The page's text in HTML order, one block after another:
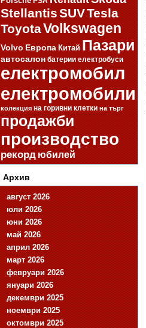
StellantisSUVTesla
ToyotaVolkswagen
Volvo Европа Китай Пазари
автосалон батерии електробуси
електромобил
електромобили
колекция на горивни клетки на търг
продажби
производство
рекорд юбилей
Архив
август 2026
юли 2026
юни 2026
май 2026
април 2026
март 2026
февруари 2026
януари 2026
декември 2025
ноември 2025
октомври 2025